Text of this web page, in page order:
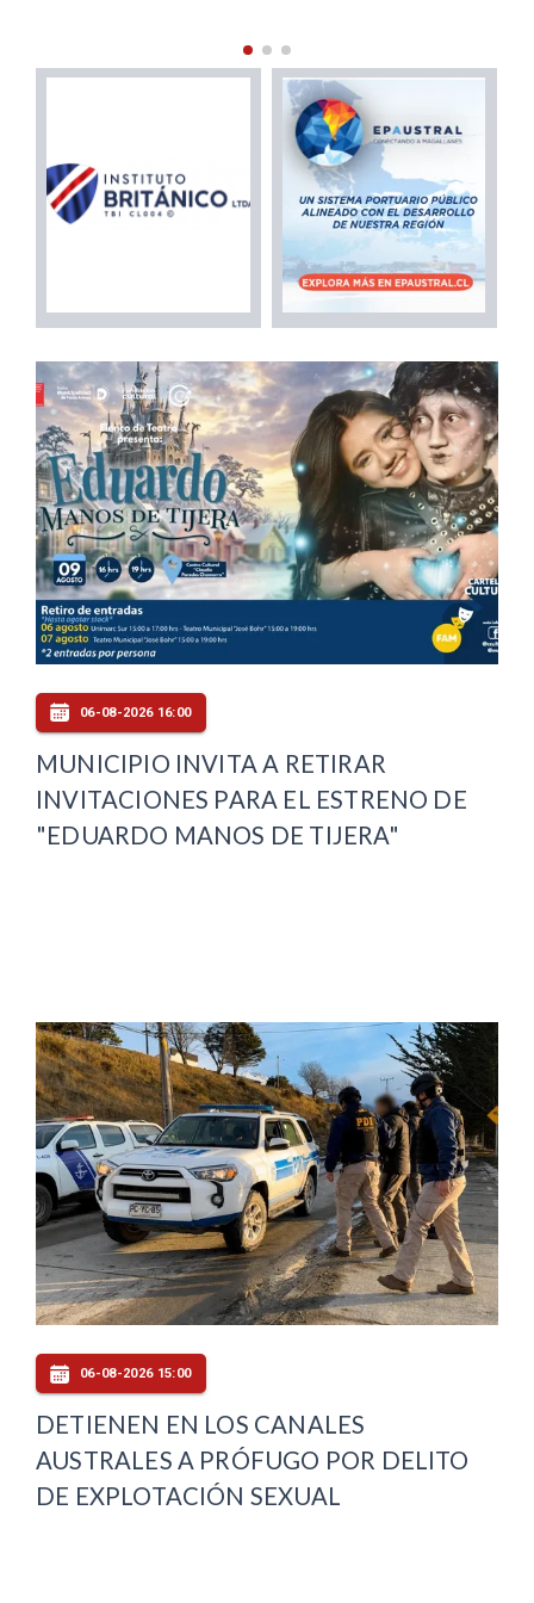
06-08-2026 16:00
MUNICIPIO INVITA A RETIRAR
INVITACIONES PARA EL ESTRENO DE
"EDUARDO MANOS DE TIJERA"
06-08-2026 15:00
DETIENEN EN LOS CANALES
AUSTRALES A PRÓFUGO POR DELITO
DE EXPLOTACIÓN SEXUAL